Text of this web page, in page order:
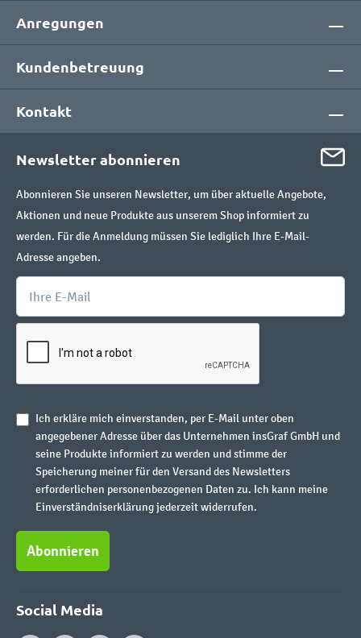
Anregungen
Kundenbetreuung
Kontakt
Newsletter abonnieren
Abonnieren Sie unseren Newsletter, um über aktuelle Angebote,
Aktionen und neue Produkte aus unserem Shop informiert zu
werden. Für die Anmeldung müssen Sie lediglich Ihre E-Mail-
Adresse angeben.
Ich erkläre mich einverstanden, per E-Mail unter oben
angegebener Adresse über das Unternehmen insGraf GmbH und
seine Produkte informiert zu werden und stimme der
Speicherung meiner für den Versand des Newsletters
erforderlichen personenbezogenen Daten zu. Ich kann meine
Einverständniserklärung jederzeit widerrufen.
Abonnieren
Social Media